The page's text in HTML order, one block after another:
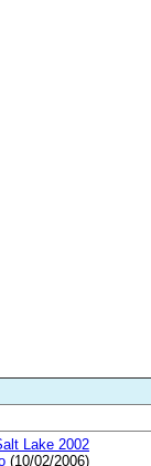
Lake 2002
(10/02/2006)